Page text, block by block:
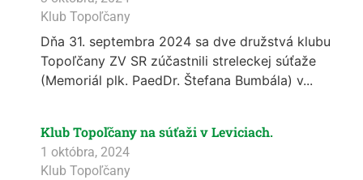
Klub Topoľčany
Dňa 31. septembra 2024 sa dve družstvá klubu
Topoľčany ZV SR zúčastnili streleckej súťaže
(Memoriál plk. PaedDr. Štefana Bumbála) v...
Klub Topoľčany na súťaži v Leviciach.
1 októbra, 2024
Klub Topoľčany